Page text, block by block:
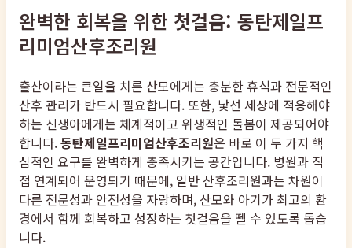
완벽한 회복을 위한 첫걸음: 동탄제일프
리미엄산후조리원
출산이라는 큰일을 치른 산모에게는 충분한 휴식과 전문적인
산후 관리가 반드시 필요합니다. 또한, 낯선 세상에 적응해야
하는 신생아에게는 체계적이고 위생적인 돌봄이 제공되어야
합니다.동탄제일프리미엄산후조리원은 바로 이 두 가지 핵
심적인 요구를 완벽하게 충족시키는 공간입니다. 병원과 직
접 연계되어 운영되기 때문에, 일반 산후조리원과는 차원이
다른 전문성과 안전성을 자랑하며, 산모와 아기가 최고의 환
경에서 함께 회복하고 성장하는 첫걸음을 뗄 수 있도록 돕습
니다.